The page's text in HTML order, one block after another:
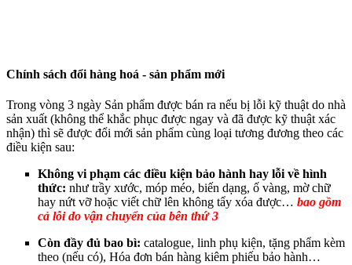
Chính sách đổi hàng hoá - sản phẩm mới
Trong vòng 3 ngày Sản phẩm được bán ra nếu bị lỗi kỹ thuật do nhà
sản xuất (không thể khắc phục được ngay và đã được kỹ thuật xác
nhận) thì sẽ được đổi mới sản phẩm cùng loại tương đương theo các
điều kiện sau:
Không vi phạm các điều kiện bảo hành hay lỗi về hình
thức: như trầy xước, móp méo, biến dạng, ố vàng, mờ chữ
hay nứt vỡ hoặc viết chữ lên không tẩy xóa được… bao gồm
cả lỗi do vận chuyển của bên thứ 3
Còn đầy đủ bao bì: catalogue, linh phụ kiện, tặng phẩm kèm
theo (nếu có), Hóa đơn bán hàng kiêm phiếu bảo hành…